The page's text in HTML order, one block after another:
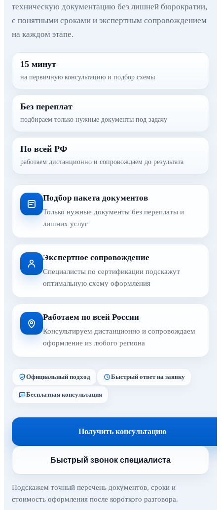
техническую документацию без лишней бюрократии,
с понятными сроками и экспертным сопровождением
на каждом этапе.
15 минут
на первичную консультацию и подбор схемы
Без переплат
подбираем только нужные документы под задачу
По всей РФ
работаем дистанционно и сопровождаем до результата
Подбор пакета документов
Только нужные документы без переплаты и
лишних услуг
Экспертное сопровождение
Специалисты по сертификации подскажут
оптимальную схему оформления
Работаем по всей России
Консультируем дистанционно и сопровождаем
оформление из любого региона
Официальный подход Быстрый ответ на заявку
Бесплатная консультация
Получить консультацию
Быстрый звонок специалиста
Подскажем точный перечень документов, сроки и
стоимость оформления после короткого разговора.